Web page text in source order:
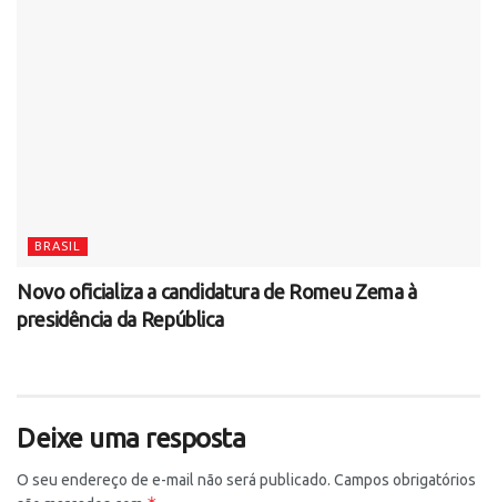
BRASIL
Novo oficializa a candidatura de Romeu Zema à
presidência da República
Deixe uma resposta
O seu endereço de e-mail não será publicado. Campos obrigatórios